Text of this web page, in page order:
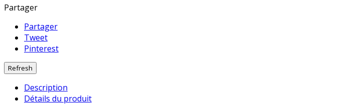
Partager
Partager
Tweet
Pinterest
Description
Détails du produit